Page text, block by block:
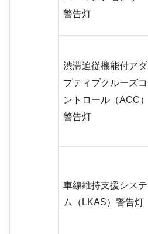
警告灯
渋滞追従機能付アダ
プティブクルーズコ
ントロール（ACC）
警告灯
車線維持支援システ
ム（LKAS）警告灯